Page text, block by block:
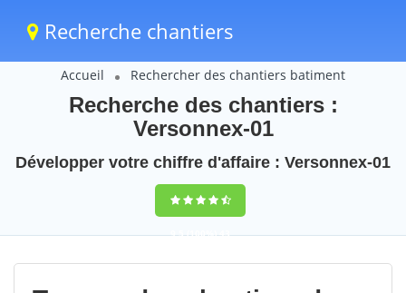
Recherche chantiers
Accueil Rechercher des chantiers batiment
Recherche des chantiers :
Versonnex-01
Développer votre chiffre d'affaire : Versonnex-01
9,5(100%)43
votes